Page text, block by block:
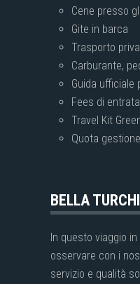
Cene presso
Gite in barca
Trasporto
Carburante,
Guida
Fees di
Travel Kit
Quota
BELLA
In questo viaggio
osservare con i
servizio e qualità